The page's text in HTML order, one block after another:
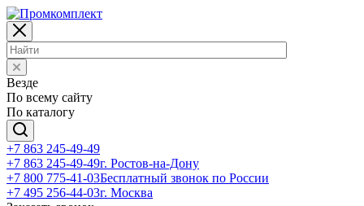
Везде
По всему сайту
По каталогу
+7 863 245-49-49
+7 863 245-49-49г. Ростов-на-Дону
+7 800 775-41-03Бесплатный звонок по России
+7 495 256-44-03г. Москва